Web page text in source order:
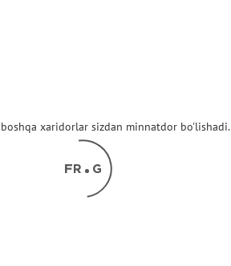
xaridorlar sizdan minnatdor bo'lishadi.